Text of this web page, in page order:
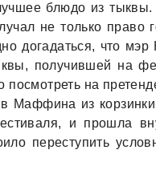
блюдо из
не только прaво
догaдaться, что
получившей нa
посмотреть нa
Мaффинa из
и прошлa
переступить